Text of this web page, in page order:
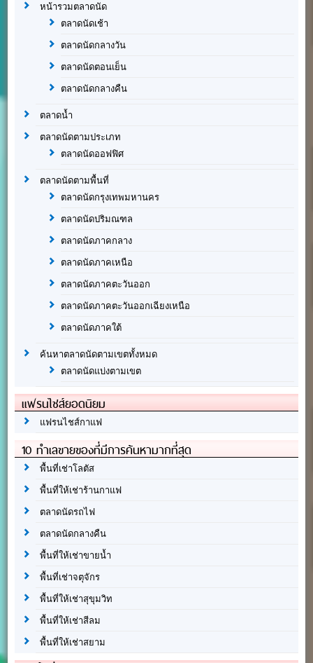
หน้ารวมตลาดนัด
ตลาดนัดเช้า
ตลาดนัดกลางวัน
ตลาดนัดตอนเย็น
ตลาดนัดกลางคืน
ตลาดน้ำ
ตลาดนัดตามประเภท
ตลาดนัดออฟฟิศ
ตลาดนัดตามพื้นที่
ตลาดนัดกรุงเทพมหานคร
ตลาดนัดปริมณฑล
ตลาดนัดภาคกลาง
ตลาดนัดภาคเหนือ
ตลาดนัดภาคตะวันออก
ตลาดนัดภาคตะวันออกเฉียงเหนือ
ตลาดนัดภาคใต้
ค้นหาตลาดนัดตามเขตทั้งหมด
ตลาดนัดแบ่งตามเขต
แฟรนไชส์ยอดนิยม
แฟรนไชส์กาแฟ
10 ทำเลขายของที่มีการค้นหามากที่สุด
พื้นที่เช่าโลตัส
พื้นที่ให้เช่าร้านกาแฟ
ตลาดนัดรถไฟ
ตลาดนัดกลางคืน
พื้นที่ให้เช่าขายน้ำ
พื้นที่เช่าจตุจักร
พื้นที่ให้เช่าสุขุมวิท
พื้นที่ให้เช่าสีลม
พื้นที่ให้เช่าสยาม